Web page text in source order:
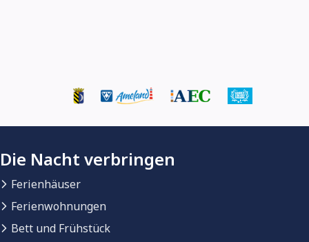
Die Nacht verbringen
Ferienhäuser
Ferienwohnungen
Bett und Frühstück